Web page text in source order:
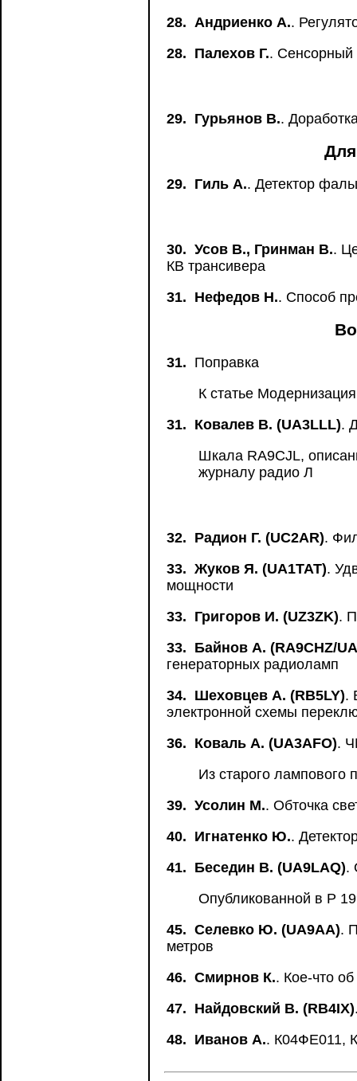
28. Андриенко А..
28. Палехов Г.. Сенсорный
29. Гурьянов В..
29. Гиль А.. Детектор
30. Усов В., Гринман В..
КВ трансивера
31. Нефедов Н.. Способ
31. Поправка
К статье
31. Ковалев В. (UA3LLL).
Шкала RA9CJL,
журналу радио Л
32. Радион Г. (UC2AR).
33. Жуков Я. (UA1TAT).
мощности
33. Григоров И. (UZ3ZK).
33. Байнов А. (RA9CHZ/
генераторных радиоламп
34. Шеховцев А. (RB5LY).
электронной схемы
36. Коваль А. (UA3AFO).
Из старого лампового
39. Усолин М.. Обточка
40. Игнатенко Ю..
41. Беседин В. (UA9LAQ).
Опубликованной в Р
45. Селевко Ю. (UA9AA).
метров
46. Смирнов К.. Кое-что
47. Найдовский В. (RB4IX)
48. Иванов А.. К04ФЕ011,